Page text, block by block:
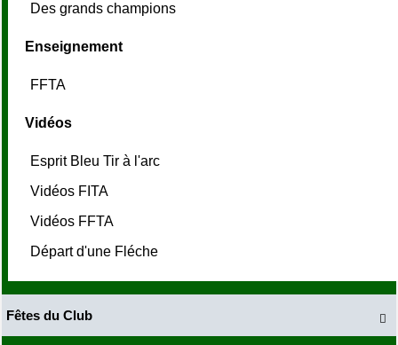
Des grands champions
Enseignement
FFTA
Vidéos
Esprit Bleu Tir à l'arc
Vidéos FITA
Vidéos FFTA
Départ d'une Fléche

Fêtes du Club